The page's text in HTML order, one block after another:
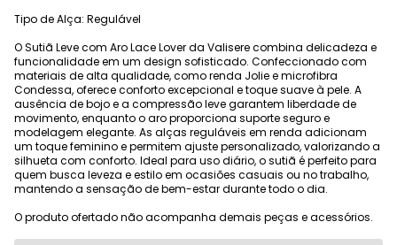
Tipo de Alça: Regulável
O Sutiã Leve com Aro Lace Lover da Valisere combina delicadeza e
funcionalidade em um design sofisticado. Confeccionado com
materiais de alta qualidade, como renda Jolie e microfibra
Condessa, oferece conforto excepcional e toque suave à pele. A
ausência de bojo e a compressão leve garantem liberdade de
movimento, enquanto o aro proporciona suporte seguro e
modelagem elegante. As alças reguláveis em renda adicionam
um toque feminino e permitem ajuste personalizado, valorizando a
silhueta com conforto. Ideal para uso diário, o sutiã é perfeito para
quem busca leveza e estilo em ocasiões casuais ou no trabalho,
mantendo a sensação de bem-estar durante todo o dia.
O produto ofertado não acompanha demais peças e acessórios.